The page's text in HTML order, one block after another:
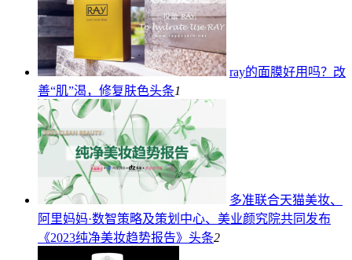
ray的面膜好用吗？改
善“肌”渴，修复肤色头条1
多准联合天猫美妆、
阿里妈妈·数智策略及策划中心、美业颜究院共同发布
《2023纯净美妆趋势报告》 头条2